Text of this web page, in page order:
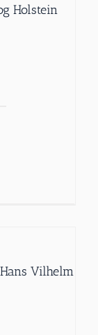
Holstein
Vilhelm